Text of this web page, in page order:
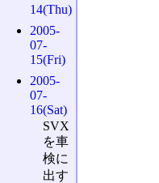
14(Thu)
2005-
07-
15(Fri)
2005-
07-
16(Sat)
SVX
を車
検に
出す